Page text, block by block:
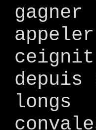
depuis